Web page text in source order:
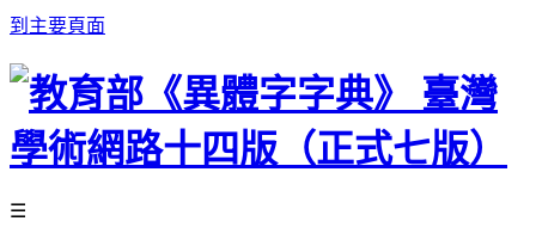
到主要頁面
☰